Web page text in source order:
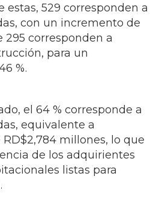
estas, 529 corresponden a
con un incremento de
295 corresponden a
para un
%.
el 64 % corresponde a
equivalente a
millones, lo que
de los adquirientes
listas para